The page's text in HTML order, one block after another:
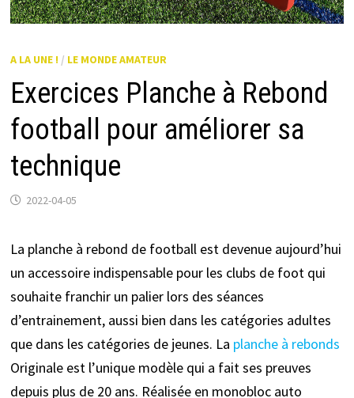
A LA UNE ! / LE MONDE AMATEUR
Exercices Planche à Rebond
football pour améliorer sa
technique
2022-04-05
La planche à rebond de football est devenue aujourd’hui
un accessoire indispensable pour les clubs de foot qui
souhaite franchir un palier lors des séances
d’entrainement, aussi bien dans les catégories adultes
que dans les catégories de jeunes. La planche à rebonds
Originale est l’unique modèle qui a fait ses preuves
depuis plus de 20 ans. Réalisée en monobloc auto